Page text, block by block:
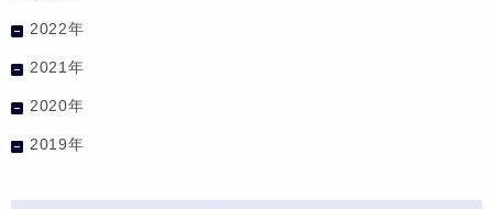
2022年
2021年
2020年
2019年